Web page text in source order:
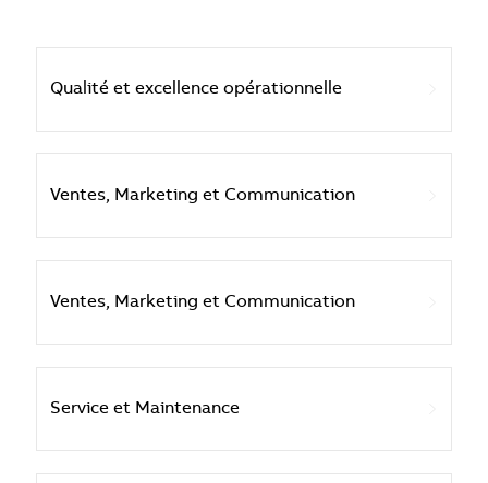
Qualité et excellence opérationnelle
Ventes, Marketing et Communication
Ventes, Marketing et Communication
Service et Maintenance